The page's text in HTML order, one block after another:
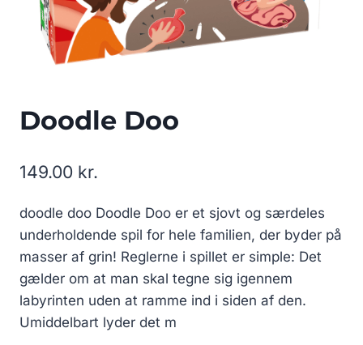
Doodle Doo
149.00 kr.
doodle doo Doodle Doo er et sjovt og særdeles
underholdende spil for hele familien, der byder på
masser af grin! Reglerne i spillet er simple: Det
gælder om at man skal tegne sig igennem
labyrinten uden at ramme ind i siden af den.
Umiddelbart lyder det m